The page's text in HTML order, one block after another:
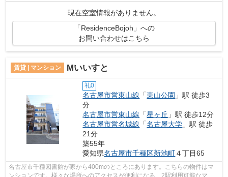
現在空室情報がありません。
「ResidenceBojoh」への
お問い合わせはこちら
賃貸 | マンション Mいいすと
礼0
名古屋市営東山線 「東山公園 」駅 徒歩3
分
名古屋市営東山線 「星ヶ丘 」駅 徒歩12分
名古屋市営名城線 「名古屋大学 」駅 徒歩
21分
築55年
愛知県名古屋市千種区新池町４丁目65
名古屋市千種図書館が家から400mのところにあります。こちらの物件はマ
ンションです。様々な場所へのアクセスが便利になる、2駅利用可能なマン